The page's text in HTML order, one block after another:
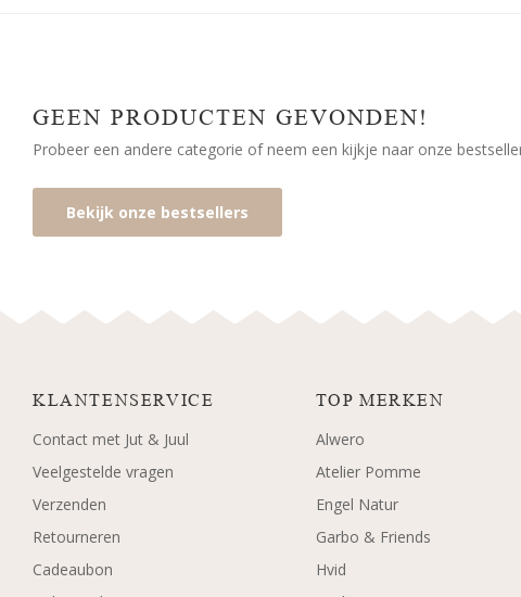
GEEN PRODUCTEN GEVONDEN!
Probeer een andere categorie of neem een kijkje naar onze
Bekijk onze bestsellers
KLANTENSERVICE
Contact met Jut & Juul
Veelgestelde vragen
Verzenden
Retourneren
Cadeaubon
TOP MERKEN
Alwero
Atelier Pomme
Engel Natur
Garbo & Friends
Hvid